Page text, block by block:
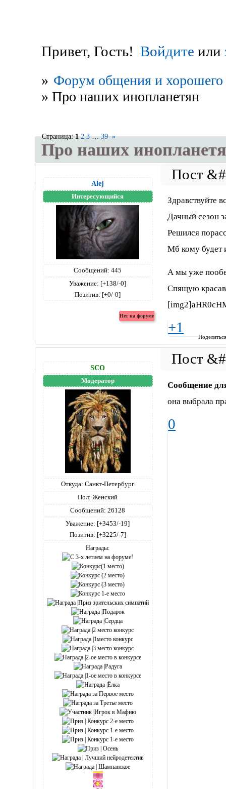
Привет, Гость! Войдите или
» Форум общения и хорошего
» Про наших инопланетян
Про наших
Страница:1 2 3 … 39 »
Alej
Интересующийся
Сообщений: 445
Уважение: [+138/-0]
Позитив: [+0/-0]
Здравствуйте
Дачный сезон
Решился
Мб кому будет
А мы уже
Спящую
+1
SCO
Модератор
Откуда: Санкт-Петербург
Пол: Женский
Сообщений: 26128
Уважение: [+3453/-19]
Позитив: [+3225/-7]
Награды:
Сообщение
она выбрала
0